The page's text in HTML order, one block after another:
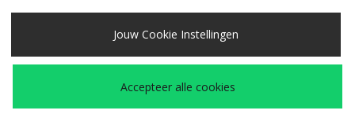
Verzenden Naar
Nederland
Wij accepteren de volgende betaalmethoden
Jouw Cookie Instellingen
Accepteer alle cookies